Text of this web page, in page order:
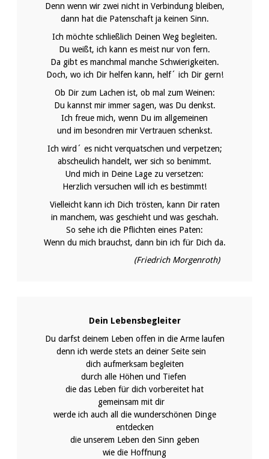
Denn wenn wir zwei nicht in Verbindung bleiben,
dann hat die Patenschaft ja keinen Sinn.
Ich möchte schließlich Deinen Weg begleiten.
Du weißt, ich kann es meist nur von fern.
Da gibt es manchmal manche Schwierigkeiten.
Doch, wo ich Dir helfen kann, helf´ ich Dir gern!
Ob Dir zum Lachen ist, ob mal zum Weinen:
Du kannst mir immer sagen, was Du denkst.
Ich freue mich, wenn Du im allgemeinen
und im besondren mir Vertrauen schenkst.
Ich wird´ es nicht verquatschen und verpetzen;
abscheulich handelt, wer sich so benimmt.
Und mich in Deine Lage zu versetzen:
Herzlich versuchen will ich es bestimmt!
Vielleicht kann ich Dich trösten, kann Dir raten
in manchem, was geschieht und was geschah.
So sehe ich die Pflichten eines Paten:
Wenn du mich brauchst, dann bin ich für Dich da.
(Friedrich Morgenroth)
Dein Lebensbegleiter
Du darfst deinem Leben offen in die Arme laufen
denn ich werde stets an deiner Seite sein
dich aufmerksam begleiten
durch alle Höhen und Tiefen
die das Leben für dich vorbereitet hat
gemeinsam mit dir
werde ich auch all die wunderschönen Dinge
entdecken
die unserem Leben den Sinn geben
wie die Hoffnung